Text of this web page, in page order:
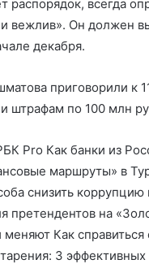
распорядок, всегда
вежлив». Он должен
декабря.
приговорили к
штрафам по 100 млн
Pro Как банки из
маршруты» в
снизить коррупцию
претендентов на
Как справиться
3